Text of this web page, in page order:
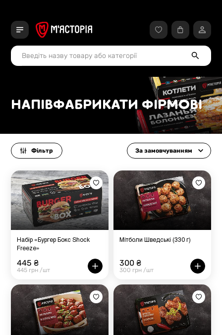
НАПІВФАБРИКАТИ ФІРМОВІ
Фільтр За замовчуванням
Набір «Бургер Бокс Shock
Freeze»
445 ₴
445 грн /шт
Мітболи Шведські (330 г)
300 ₴
300 грн /шт